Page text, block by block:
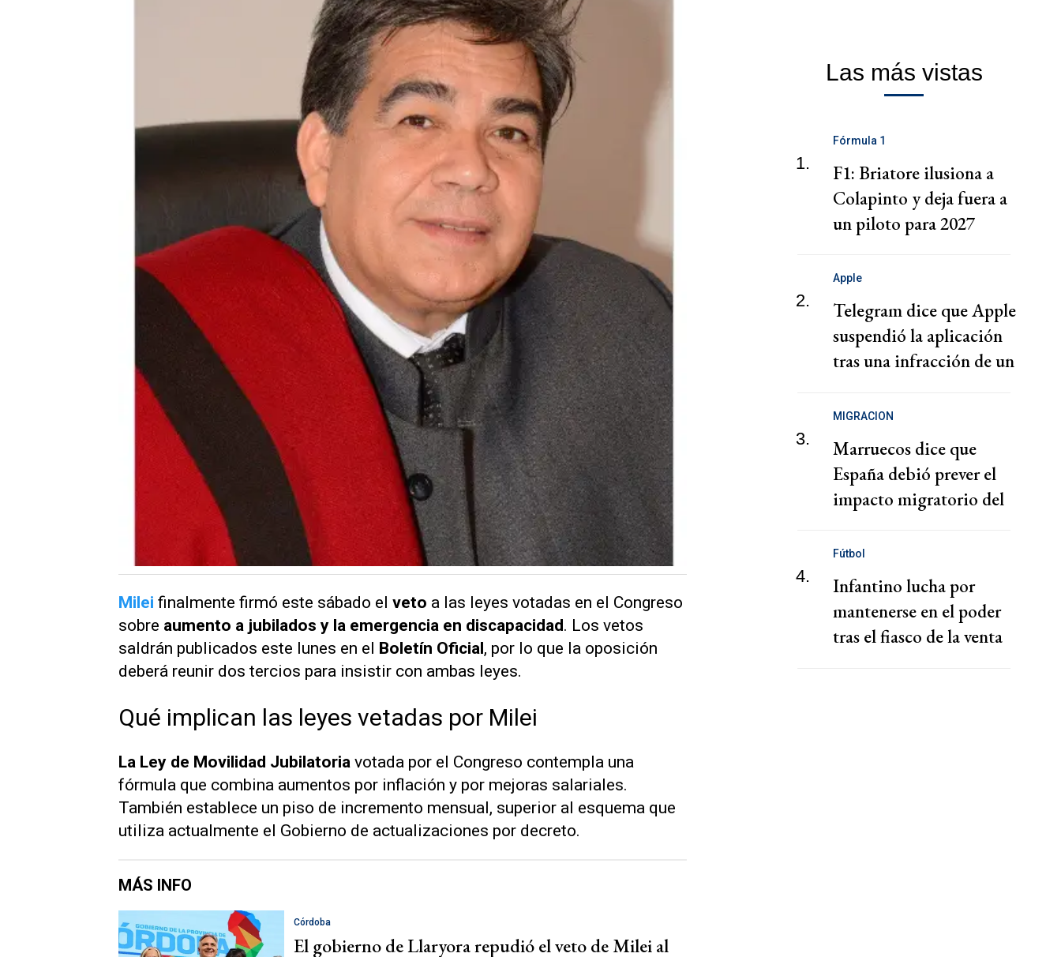
Milei finalmente firmó este sábado el veto a las leyes votadas en el Congreso
sobre aumento a jubilados y la emergencia en discapacidad. Los vetos
saldrán publicados este lunes en el Boletín Oficial, por lo que la oposición
deberá reunir dos tercios para insistir con ambas leyes.
Qué implican las leyes vetadas por Milei
La Ley de Movilidad Jubilatoria votada por el Congreso contempla una
fórmula que combina aumentos por inflación y por mejoras salariales.
También establece un piso de incremento mensual, superior al esquema que
utiliza actualmente el Gobierno de actualizaciones por decreto.
MÁS INFO
Córdoba
El gobierno de Llaryora repudió el veto de Milei al
Las más vistas
1.
Fórmula 1
F1: Briatore ilusiona a
Colapinto y deja fuera a
un piloto para 2027
2.
Apple
Telegram dice que Apple
suspendió la aplicación
tras una infracción de un
3.
MIGRACION
Marruecos dice que
España debió prever el
impacto migratorio del
4.
Fútbol
Infantino lucha por
mantenerse en el poder
tras el fiasco de la venta